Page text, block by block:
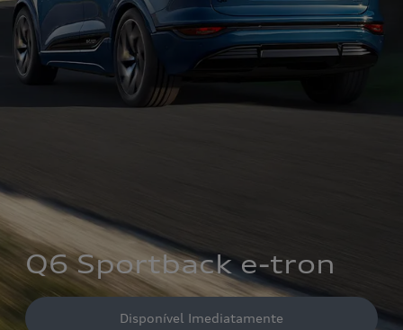
Q6 Sportback e-tron
Disponível Imediatamente